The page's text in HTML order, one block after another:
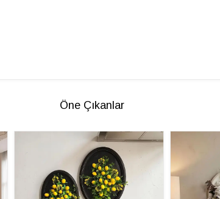
Öne Çıkanlar